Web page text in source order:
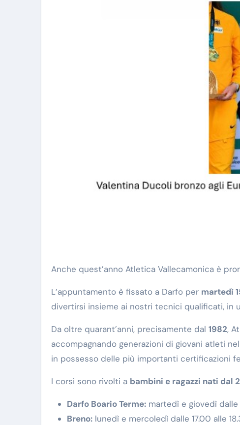
Anche quest’anno Atletica Vallecamonica è
L’appuntamento è fissato a Darfo per martedì
divertirsi insieme ai nostri tecnici qualificati, in
Da oltre quarant’anni, precisamente dal 1982,
accompagnando generazioni di giovani atleti
in possesso delle più importanti certificazioni
I corsi sono rivolti a bambini e ragazzi nati dal
Darfo Boario Terme: martedì e giovedì dalle
Breno: lunedì e mercoledì dalle 17.00 alle